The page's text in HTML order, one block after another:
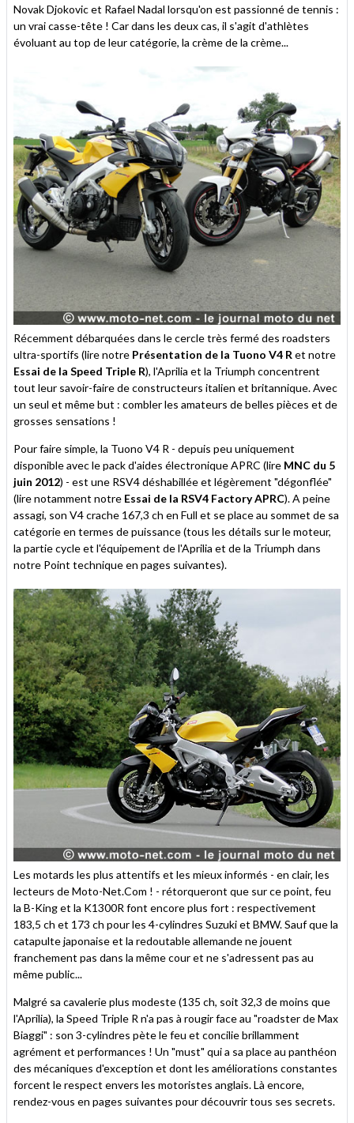
Novak Djokovic et Rafael Nadal lorsqu'on est passionné de tennis :
un vrai casse-tête ! Car dans les deux cas, il s'agit d'athlètes
évoluant au top de leur catégorie, la crème de la crème...
Récemment débarquées dans le cercle très fermé des roadsters
ultra-sportifs (lire notre Présentation de la Tuono V4 R et notre
Essai de la Speed Triple R), l'Aprilia et la Triumph concentrent
tout leur savoir-faire de constructeurs italien et britannique. Avec
un seul et même but : combler les amateurs de belles pièces et de
grosses sensations !
Pour faire simple, la Tuono V4 R - depuis peu uniquement
disponible avec le pack d'aides électronique APRC (lire MNC du 5
juin 2012) - est une RSV4 déshabillée et légèrement "dégonflée"
(lire notamment notre Essai de la RSV4 Factory APRC). A peine
assagi, son V4 crache 167,3 ch en Full et se place au sommet de sa
catégorie en termes de puissance (tous les détails sur le moteur,
la partie cycle et l'équipement de l'Aprilia et de la Triumph dans
notre Point technique en pages suivantes).
Les motards les plus attentifs et les mieux informés - en clair, les
lecteurs de Moto-Net.Com ! - rétorqueront que sur ce point, feu
la B-King et la K1300R font encore plus fort : respectivement
183,5 ch et 173 ch pour les 4-cylindres Suzuki et BMW. Sauf que la
catapulte japonaise et la redoutable allemande ne jouent
franchement pas dans la même cour et ne s'adressent pas au
même public...
Malgré sa cavalerie plus modeste (135 ch, soit 32,3 de moins que
l'Aprilia), la Speed Triple R n'a pas à rougir face au "roadster de Max
Biaggi" : son 3-cylindres pète le feu et concilie brillamment
agrément et performances ! Un "must" qui a sa place au panthéon
des mécaniques d'exception et dont les améliorations constantes
forcent le respect envers les motoristes anglais. Là encore,
rendez-vous en pages suivantes pour découvrir tous ses secrets.